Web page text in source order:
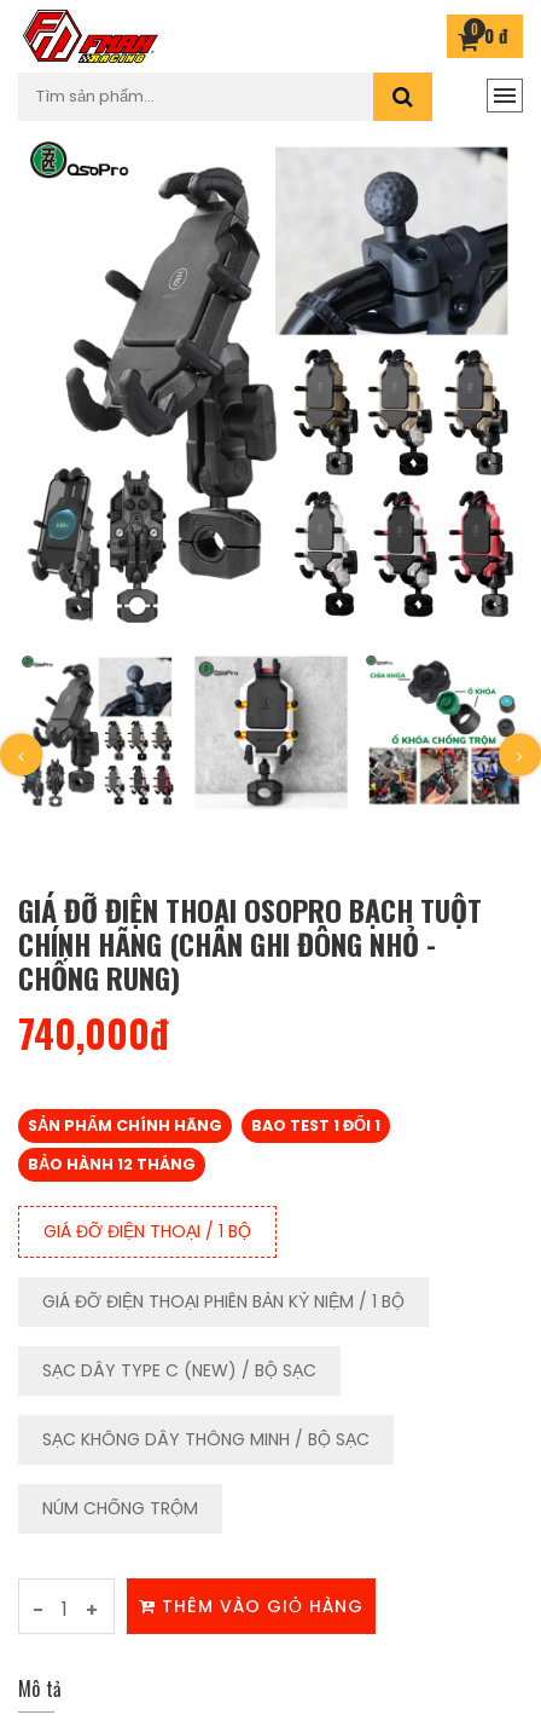
0 0 đ
GIÁ ĐỠ ĐIỆN THOẠI OSOPRO BẠCH TUỘT
CHÍNH HÃNG (CHÂN GHI ĐÔNG NHỎ -
CHỐNG RUNG)
740,000đ
SẢN PHẨM CHÍNH HÃNG
BAO TEST 1 ĐỔI 1
BẢO HÀNH 12 THÁNG
GIÁ ĐỠ ĐIỆN THOẠI / 1 BỘ
GIÁ ĐỠ ĐIỆN THOẠI PHIÊN BẢN KỶ NIỆM / 1 BỘ
SẠC DÂY TYPE C (NEW) / BỘ SẠC
SẠC KHÔNG DÂY THÔNG MINH / BỘ SẠC
NÚM CHỐNG TRỘM
- + THÊM VÀO GIỎ HÀNG
Mô tả